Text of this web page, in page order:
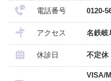
電話番号 0120-
アクセス 名鉄岐
休診日 不定休
VISA/